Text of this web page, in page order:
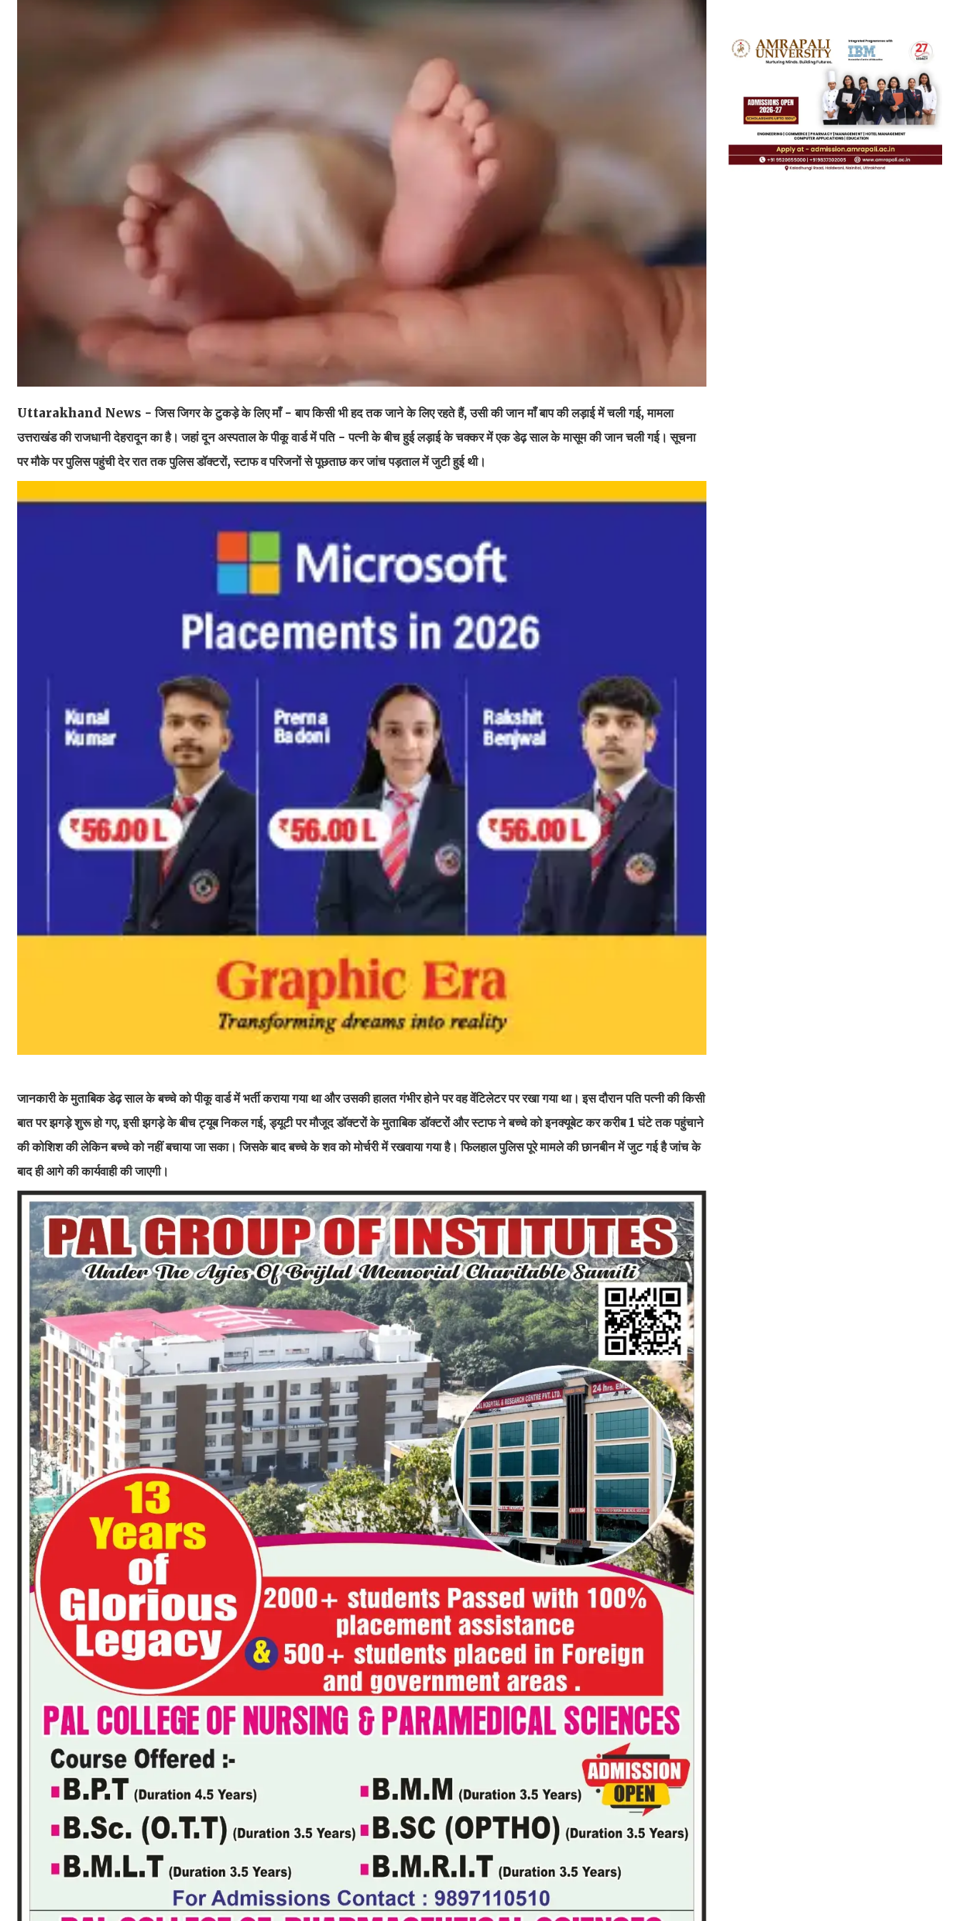
Uttarakhand News - जिस जिगर के टुकड़े के लिए माँ - बाप किसी भी हद तक जाने के लिए रहते हैं, उसी की जान माँ बाप की लड़ाई में चली गई, मामला
उत्तराखंड की राजधानी देहरादून का है। जहां दून अस्पताल के पीकू वार्ड में पति - पत्नी के बीच हुई लड़ाई के चक्कर में एक डेढ़ साल के मासूम की जान चली गई। सूचना
पर मौके पर पुलिस पहुंची देर रात तक पुलिस डॉक्टरों, स्टाफ व परिजनों से पूछताछ कर जांच पड़ताल में जुटी हुई थी।
जानकारी के मुताबिक डेढ़ साल के बच्चे को पीकू वार्ड में भर्ती कराया गया था और उसकी हालत गंभीर होने पर वह वेंटिलेटर पर रखा गया था। इस दौरान पति पत्नी की किसी
बात पर झगड़े शुरू हो गए, इसी झगड़े के बीच ट्यूब निकल गई, ड्यूटी पर मौजूद डॉक्टरों के मुताबिक डॉक्टरों और स्टाफ ने बच्चे को इनक्यूबेट कर करीब 1 घंटे तक पहुंचाने
की कोशिश की लेकिन बच्चे को नहीं बचाया जा सका। जिसके बाद बच्चे के शव को मोर्चरी में रखवाया गया है। फिलहाल पुलिस पूरे मामले की छानबीन में जुट गई है जांच के
बाद ही आगे की कार्यवाही की जाएगी।